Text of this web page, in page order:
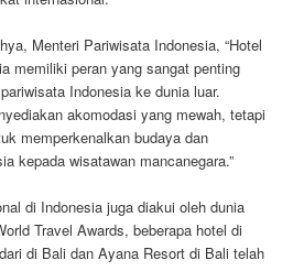
Menteri Pariwisata Indonesia, “Hotel
memiliki peran yang sangat penting
Indonesia ke dunia luar.
akomodasi yang mewah, tetapi
memperkenalkan budaya dan
kepada wisatawan mancanegara.”
di Indonesia juga diakui oleh dunia
Travel Awards, beberapa hotel di
di Bali dan Ayana Resort di Bali telah